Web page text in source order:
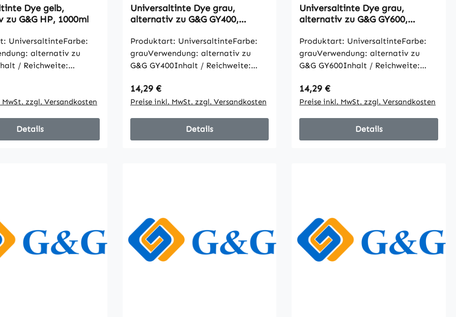
Dye gelb,
G&G HP, 1000ml
UniversaltinteFarbe:
alternativ zu
/ Reichweite:
zzgl. Versandkosten
Details
Universaltinte Dye grau,
alternativ zu G&G GY400,
Produktart: UniversaltinteFarbe:
grauVerwendung: alternativ zu
G&G GY400Inhalt / Reichweite:
Hersteller
Regulärer Preis:
14,29 €
Preise inkl. MwSt. zzgl. Versandkosten
Details
Universaltinte Dye grau,
alternativ zu G&G GY600,
Produktart: UniversaltinteFarbe:
grauVerwendung: alternativ zu
G&G GY600Inhalt / Reichweite:
Hersteller
Regulärer Preis:
14,29 €
Preise inkl. MwSt. zzgl. Versandkosten
Details